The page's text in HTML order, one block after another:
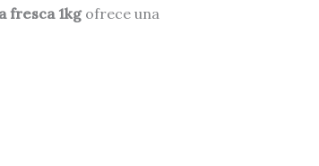
fresca 1kgofrece una